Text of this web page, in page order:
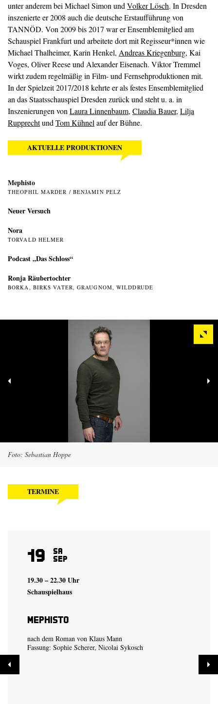
unter anderem bei Michael Simon und Volker Lösch. In Dresden
inszenierte er 2008 auch die deutsche Erstaufführung von
TANNÖD. Von 2009 bis 2017 war er Ensemblemitglied am
Schauspiel Frankfurt und arbeitete dort mit Regisseur*innen wie
Michael Thalheimer, Karin Henkel, Andreas Kriegenburg, Kai
Voges, Oliver Reese und Alexander Eisenach. Viktor Tremmel
wirkt zudem regelmäßig in Film- und Fernsehproduktionen mit.
In der Spielzeit 2017/2018 kehrte er als festes Ensemblemitglied
an das Staatsschauspiel Dresden zurück und steht u. a. in
Inszenierungen von Laura Linnenbaum, Claudia Bauer, Lilja
Rupprechtund Tom Kühnel auf der Bühne.
AKTUELLE PRODUKTIONEN
Mephisto
THEOPHIL MARDER / BENJAMIN PELZ
Neuer Versuch
Nora
TORVALD HELMER
Podcast „Das Schloss“
Ronja Räubertochter
BORKA, BIRKS VATER, GRAUGNOM, WILDDRUDE
Foto: Sebastian Hoppe
TERMINE
19 Sa
Sep
19.30 – 22.30 Uhr
Schauspielhaus
Mephisto
nach dem Roman von Klaus Mann
Fassung: Sophie Scherer, Nicolai Sykosch